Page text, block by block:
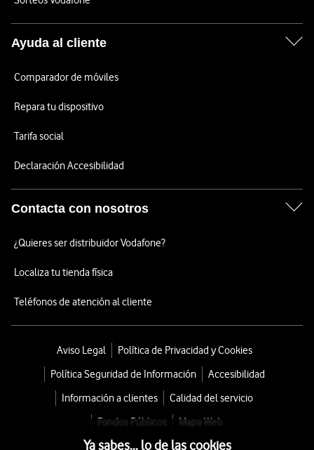
Ayuda al cliente
Comparador de móviles
Repara tu dispositivo
Tarifa social
Declaración Accesibilidad
Contacta con nosotros
¿Quieres ser distribuidor Vodafone?
Localiza tu tienda física
Teléfonos de atención al cliente
Aviso Legal
Política de Privacidad y Cookies
Política Seguridad de Información
Accesibilidad
Información a clientes
Calidad del servicio
Fondos Públicos
Mapa Web
Ya sabes... lo de las cookies